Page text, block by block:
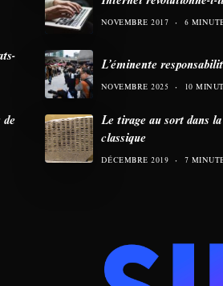
de
NOVEMBRE 2017 6
L’éminente
NOVEMBRE 2025 10
Le tirage au sort dans
classique
DÉCEMBRE 2019 7